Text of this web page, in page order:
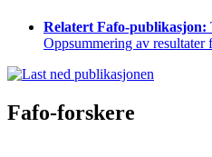
Relatert Fafo-publikasjon:
Oppsummering av resultater
Fafo-forskere